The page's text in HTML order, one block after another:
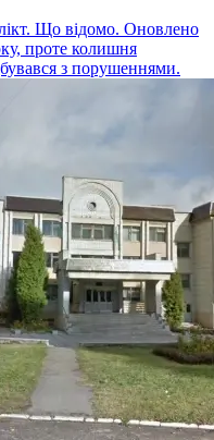
Що відомо. Оновлено
проте колишня
з порушеннями.